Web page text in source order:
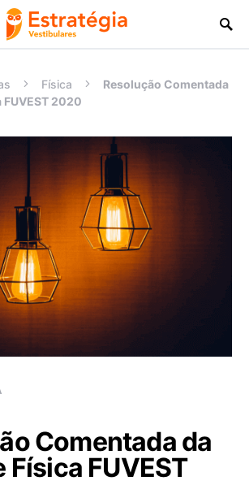
Física
Resolução Comentada
2020
Comentada da
Física FUVEST